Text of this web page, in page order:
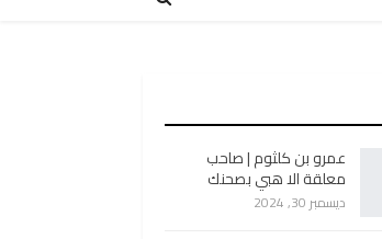
عمرو بن كلثوم | صاحب
معلقة الا هبي بصحنك
ديسمبر 30, 2024